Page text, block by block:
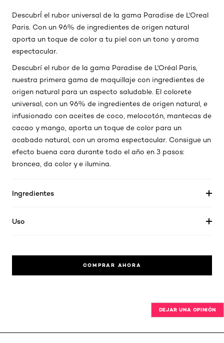
DescubrÍ el rubor universal de la gama Paradise de L'Oreal
Paris. Con un 96% de ingredientes de origen natural
aporta un toque de color a tu piel con un tono y aroma
espectacular.
Descubrí el rubor de la gama Paradise de L'Oréal Paris,
nuestra primera gama de maquillaje con ingredientes de
origen natural para un aspecto saludable. El colorete
universal, con un 96% de ingredientes de origen natural, e
infusionado con aceites de coco, melocotón, mantecas de
cacao y mango, aporta un toque de color para un
acabado natural, con un aroma espectacular. Consigue un
efecto buena cara durante todo el año en 3 pasos:
broncea, da color y e ilumina.
Ingredientes
Uso
COMPRAR AHORA
DEJAR UNA OPINIÓN